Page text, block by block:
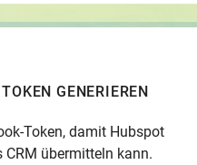
GENERIEREN
Token, damit Hubspot
CRM übermitteln kann.